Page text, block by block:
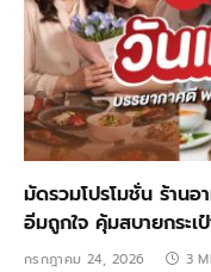
มัดรวมโปรโมชั่น ร้าน
อิ่มถูกใจ คุ้มสบายกระเ
กรกฎาคม 24, 2026 3